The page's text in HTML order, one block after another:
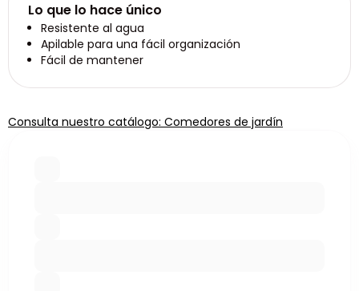
Lo que lo hace único
Resistente al agua
Apilable para una fácil organización
Fácil de mantener
Consulta nuestro catálogo: Comedores de jardín